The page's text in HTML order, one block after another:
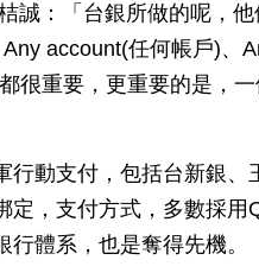
誠：「台銀所做的呢，
account(任何帳戶)、
很重要，更重要的是，
行動支付，包括台新銀、
定，支付方式，多數採用
體系，也是奪得先機。